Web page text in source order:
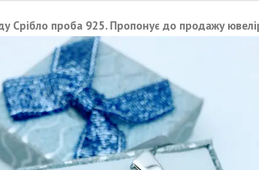
Срібло проба 925. Пропонує до продажу